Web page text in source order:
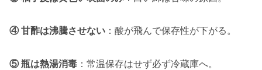
④ 甘酢は沸騰させない ：酸が飛んで保存性が下がる。
⑤ 瓶は熱湯消毒 ：常温保存はせず必ず冷蔵庫へ。